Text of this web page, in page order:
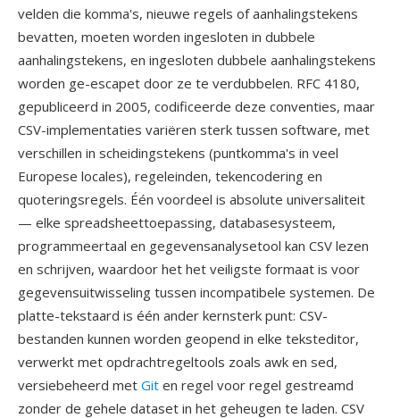
velden die komma's, nieuwe regels of aanhalingstekens
bevatten, moeten worden ingesloten in dubbele
aanhalingstekens, en ingesloten dubbele aanhalingstekens
worden ge-escapet door ze te verdubbelen. RFC 4180,
gepubliceerd in 2005, codificeerde deze conventies, maar
CSV-implementaties variëren sterk tussen software, met
verschillen in scheidingstekens (puntkomma's in veel
Europese locales), regeleinden, tekencodering en
quoteringsregels. Één voordeel is absolute universaliteit
— elke spreadsheettoepassing, databasesysteem,
programmeertaal en gegevensanalysetool kan CSV lezen
en schrijven, waardoor het het veiligste formaat is voor
gegevensuitwisseling tussen incompatibele systemen. De
platte-tekstaard is één ander kernsterk punt: CSV-
bestanden kunnen worden geopend in elke teksteditor,
verwerkt met opdrachtregeltools zoals awk en sed,
versiebeheerd met Git en regel voor regel gestreamd
zonder de gehele dataset in het geheugen te laden. CSV